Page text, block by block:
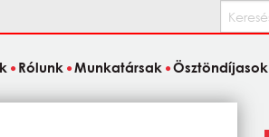
Keresés
Rólunk Munkatársak Ösztöndíjasok